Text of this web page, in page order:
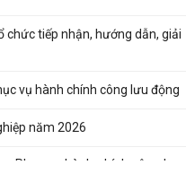
chức tiếp nhận, hướng dẫn, giải
vụ hành chính công lưu động
năm 2026
Phục vụ hành chính công lưu